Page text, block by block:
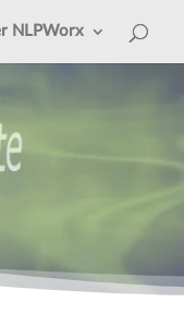
NLPWorx